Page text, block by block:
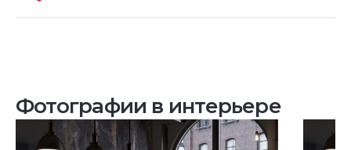
Фотографии в интерьере